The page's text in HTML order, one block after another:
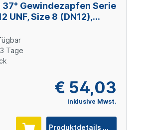
37° Gewindezapfen Serie
UNF, Size 8 (DN12),
Tage
€ 54,03
inklusive Mwst.
Produktdetails